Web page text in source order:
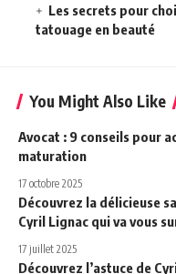
Les secrets pour
tatouage en beauté
You Might Also Like
Avocat : 9 conseils pour
maturation
17 octobre 2025
Découvrez la délicieuse
Cyril Lignac qui va vous
17 juillet 2025
Découvrez l’astuce de